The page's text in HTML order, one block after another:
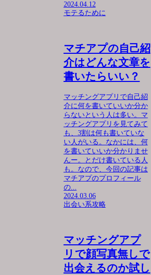
2024.04.12
モテるために
マチアプの自己紹
介はどんな文章を
書いたらいい？
マッチングアプリで自己紹
介に何を書いていいか分か
らないという人は多い。マ
ッチングアプリを見てみて
も、3割は何も書いていな
い人がいる。なかには、何
を書いていいか分かりませ
んー。とだけ書いている人
も。なので、今回の記事は
マチアプのプロフィール
の...
2024.03.06
出会い系攻略
マッチングアプ
リで顔写真無しで
出会えるのか試し